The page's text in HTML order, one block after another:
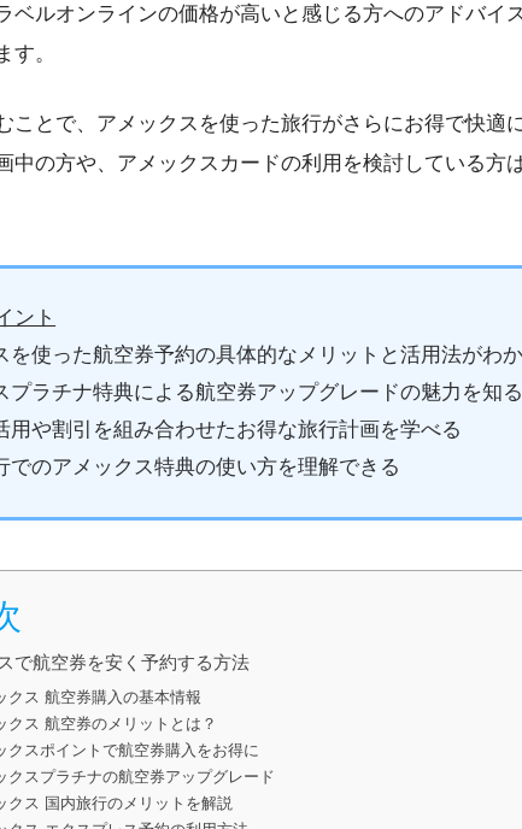
ベルオンラインの価格が高いと感じる方へのアドバイ
す。
ことで、アメックスを使った旅行がさらにお得で快適
中の方や、アメックスカードの利用を検討している方
ント
を使った航空券予約の具体的なメリットと活用法がわ
プラチナ特典による航空券アップグレードの魅力を知る
用や割引を組み合わせたお得な旅行計画を学べる
でのアメックス特典の使い方を理解できる
で航空券を安く予約する方法
クス 航空券購入の基本情報
クス 航空券のメリットとは？
クスポイントで航空券購入をお得に
クスプラチナの航空券アップグレード
クス 国内旅行のメリットを解説